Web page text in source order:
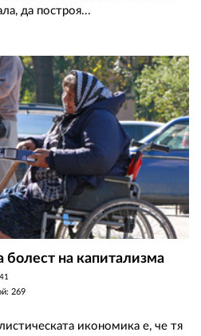
да построя...
болест на капитализма
269
икономика е, че тя